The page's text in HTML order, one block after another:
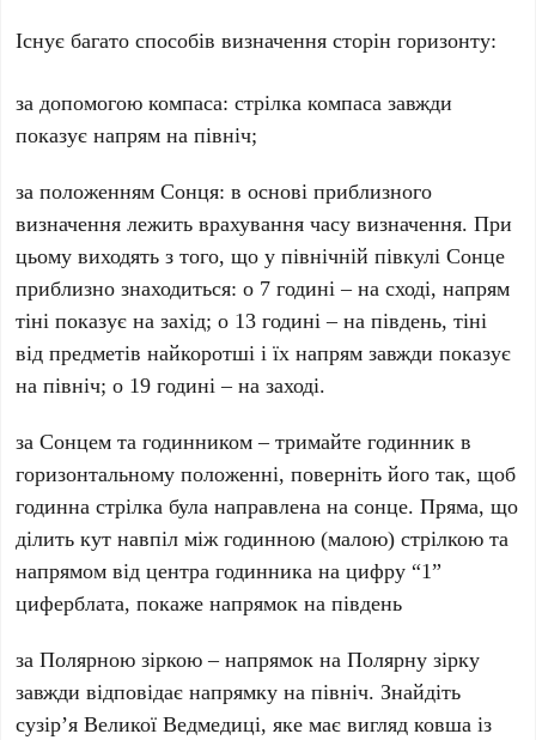
Існує багато способів визначення сторін горизонту:
за допомогою компаса: стрілка компаса завжди
показує напрям на північ;
за положенням Сонця: в основі приблизного
визначення лежить врахування часу визначення. При
цьому виходять з того, що у північній півкулі Сонце
приблизно знаходиться: о 7 годині – на сході, напрям
тіні показує на захід; о 13 годині – на південь, тіні
від предметів найкоротші і їх напрям завжди показує
на північ; о 19 годині – на заході.
за Сонцем та годинником – тримайте годинник в
горизонтальному положенні, поверніть його так, щоб
годинна стрілка була направлена на сонце. Пряма, що
ділить кут навпіл між годинною (малою) стрілкою та
напрямом від центра годинника на цифру “1”
циферблата, покаже напрямок на південь
за Полярною зіркою – напрямок на Полярну зірку
завжди відповідає напрямку на північ. Знайдіть
сузір’я Великої Ведмедиці, яке має вигляд ковша із